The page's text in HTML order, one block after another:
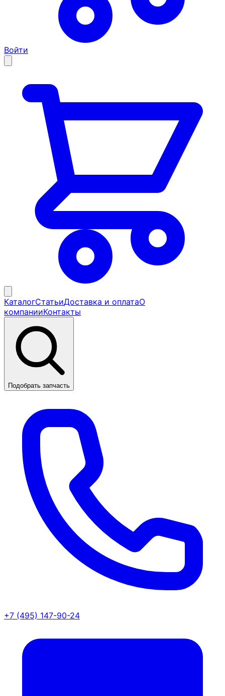
Войти
КаталогСтатьиДоставка и оплатаО
компанииКонтакты
Подобрать запчасть
+7 (495) 147-90-24